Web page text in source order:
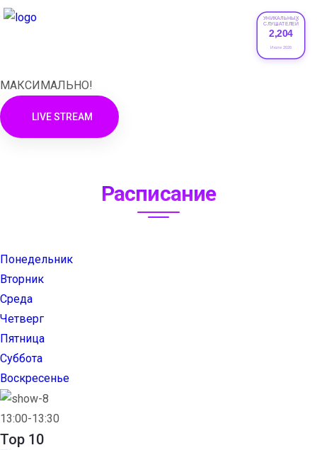
УНИКАЛЬНЫХ
СЛУШАТЕЛЕЙ
2,204
Июле 2026
МАКСИМАЛЬНО!
LIVE STREAM
Расписание
Понедельник
Вторник
Среда
Четверг
Пятница
Суббота
Воскресенье
13:00-13:30
Top 10